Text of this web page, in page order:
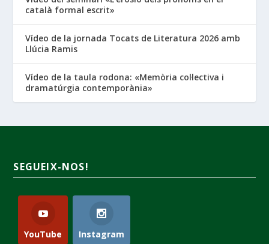
català formal escrit»
Vídeo de la jornada Tocats de Literatura 2026 amb
Llúcia Ramis
Vídeo de la taula rodona: «Memòria col·lectiva i
dramatúrgia contemporània»
SEGUEIX-NOS!
YouTube Instagram